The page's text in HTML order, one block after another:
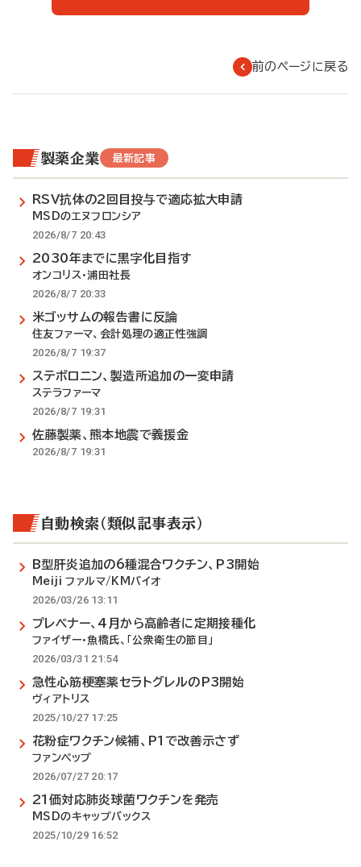
前のページに戻る
製薬企業 最新記事
RSV抗体の2回目投与で適応拡大申請
MSDのエヌフロンシア
2026/8/7 20:43
2030年までに黒字化目指す
オンコリス・浦田社長
2026/8/7 20:33
米ゴッサムの報告書に反論
住友ファーマ、会計処理の適正性強調
2026/8/7 19:37
ステボロニン、製造所追加の一変申請
ステラファーマ
2026/8/7 19:31
佐藤製薬、熊本地震で義援金
2026/8/7 19:31
自動検索（類似記事表示）
B型肝炎追加の6種混合ワクチン、P3開始
Meiji ファルマ/KMバイオ
2026/03/26 13:11
プレベナー、4月から高齢者に定期接種化
ファイザー・魚橋氏、「公衆衛生の節目」
2026/03/31 21:54
急性心筋梗塞薬セラトグレルのP3開始
ヴィアトリス
2025/10/27 17:25
花粉症ワクチン候補、P1で改善示さず
ファンペップ
2026/07/27 20:17
21価対応肺炎球菌ワクチンを発売
MSDのキャップバックス
2025/10/29 16:52